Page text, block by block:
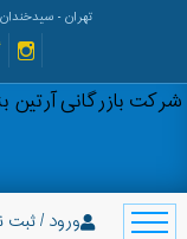
تهران - سیدخندان -
شرکت بازرگانی آرتین
ورود / ثبت